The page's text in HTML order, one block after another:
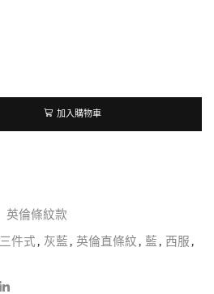
加入購物車
英倫條紋款
三件式, 灰藍, 英倫直條紋, 藍, 西服,